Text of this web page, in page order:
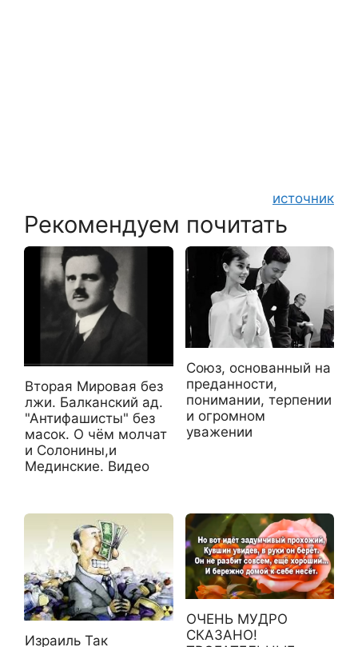
источник
Рекомендуем почитать
Вторая Мировая без
лжи. Балканский ад.
"Антифашисты" без
масок. О чём молчат
и Солонины,и
Мединские. Видео
Союз, основанный на
преданности,
понимании, терпении
и огромном
уважении
Израиль Так
ОЧЕНЬ МУДРО
СКАЗАНО!